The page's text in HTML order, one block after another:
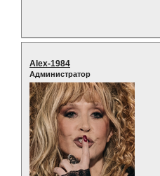
Alex-1984
Администратор